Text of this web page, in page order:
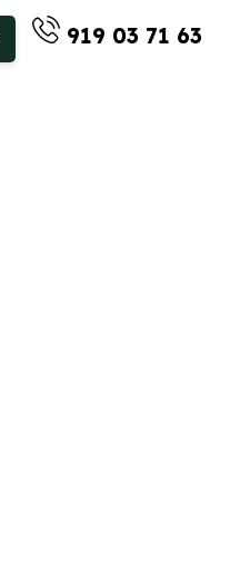
919 03 71 63